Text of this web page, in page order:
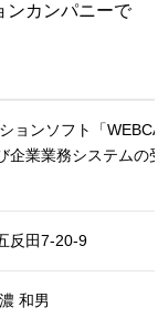
ンカンパニーで
ョンソフト「
企業業務システム
反田7-20-9
和男